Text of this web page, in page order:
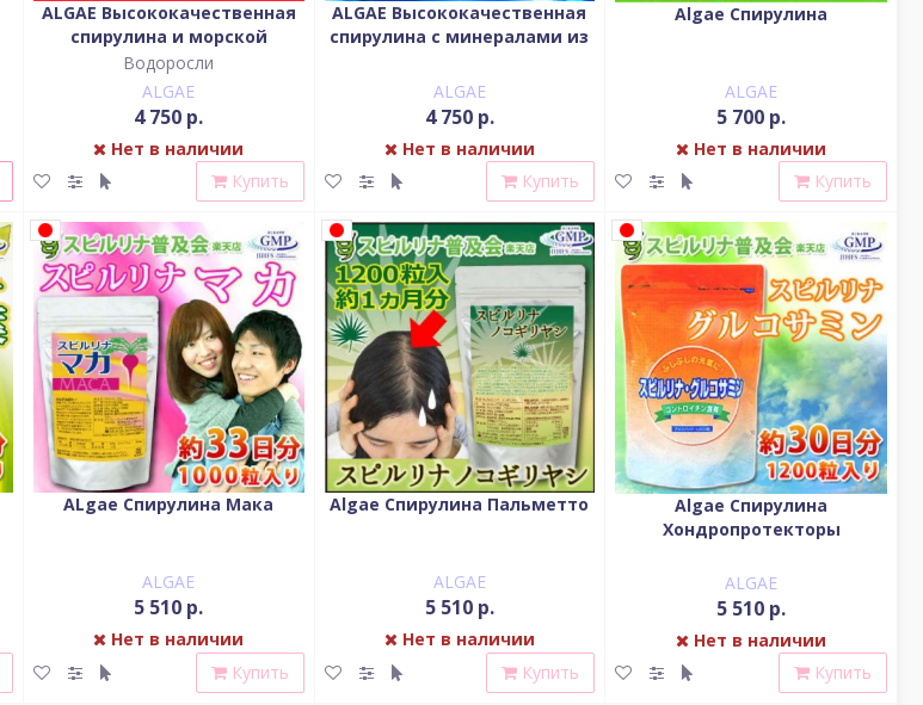
ALGAE Высококачественная
спирулина и морской
коллаген
Водоросли
ALGAE
4 750 р.
Нет в наличии
Купить
ALGAE Высококачественная
спирулина с минералами из
ALGAE
4 750 р.
Нет в наличии
Купить
Algae Спирулина
ALGAE
5 700 р.
Нет в наличии
Купить
ALgae Спирулина Мака
ALGAE
5 510 р.
Нет в наличии
Купить
Algae Спирулина Пальметто
ALGAE
5 510 р.
Нет в наличии
Купить
Algae Спирулина
Хондропротекторы
ALGAE
5 510 р.
Нет в наличии
Купить